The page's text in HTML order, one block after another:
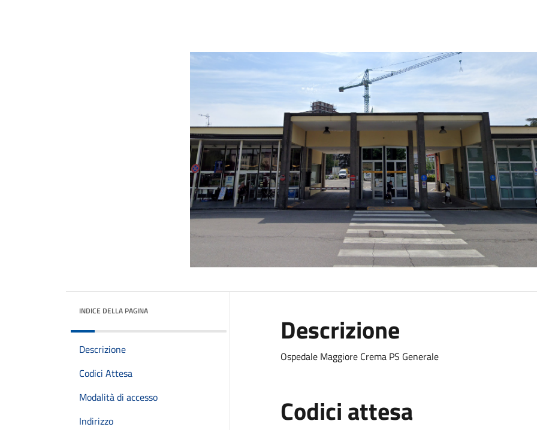
INDICE DELLA PAGINA
Descrizione
Codici Attesa
Modalità di accesso
Indirizzo
Descrizione
Ospedale Maggiore Crema PS Generale
Codici attesa